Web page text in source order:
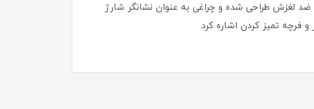
به مدت ۴۵ دقیقه استفاده نمود. دسته ریش تراش پرومکس مدل ۹۳۴۰ به صورت ضد لغزش طراحی شده و چراغی به عنوان نشانگر شارژ
فرچه تمیز کردن اشاره کرد